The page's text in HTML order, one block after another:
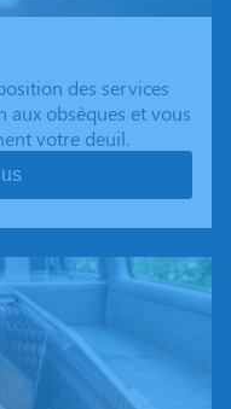
des services
obsèques et vous
votre deuil.